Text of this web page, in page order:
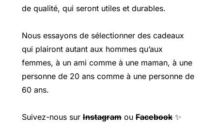
de qualité, qui seront utiles et durables.
Nous essayons de sélectionner des cadeaux
qui plairont autant aux hommes qu’aux
femmes, à un ami comme à une maman, à une
personne de 20 ans comme à une personne de
60 ans.
Suivez-nous sur Instagram ou Facebook ✨